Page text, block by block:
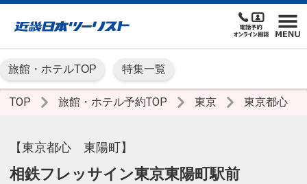
旅館・ホテルTOP 特集一覧
TOP 旅館・ホテル予約TOP 東京 東京都心
【東京都心 東陽町】
相鉄フレッサイン東京東陽町駅前